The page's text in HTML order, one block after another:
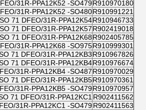
R910970180
31R-PPA12K52 -SO479
R910991221
31R-PPA12K52 -SO480
R910946733
71 DFEO/31R-PPA12K54
R902419018
71 DFEO/31R-PPA12K57
R902405785
71 DFEO/31R-PPA12K68
R910999301
31R-PPA12K68 -SO975
R910967826
71 DFEO/31R-PPA12KB3
R910976674
71 DFEO/31R-PPA12KB4
R910970029
31R-PPA12KB4 -SO487
R910970361
71 DFEO/31R-PPA12KB5
R910970957
31R-PPA12KB5 -SO479
R902411562
71 DFEO/31R-PPA12KC1
R902411563
31R-PPA12KC1 -SO479